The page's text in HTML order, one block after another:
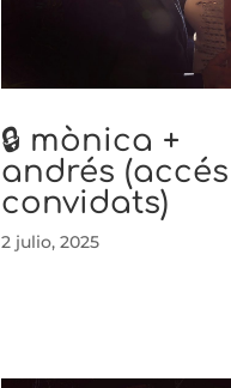
🔒 mònica +
andrés (accés
convidats)
2 julio, 2025